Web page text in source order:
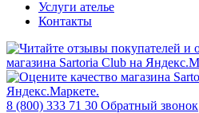
Услуги ателье
Контакты
8 (800) 333 71 30 Обратный звонок